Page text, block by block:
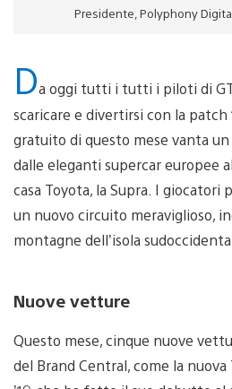
Presidente, Polyphony
Da oggi tutti i tutti i piloti di
scaricare e divertirsi con la
gratuito di questo mese vanta
dalle eleganti supercar europee
casa Toyota, la Supra. I giocatori
un nuovo circuito meraviglioso,
montagne dell’isola
Nuove vetture
Questo mese, cinque nuove
del Brand Central, come la nuova